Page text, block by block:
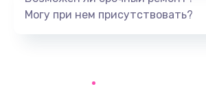
Могу при нем присутствовать?